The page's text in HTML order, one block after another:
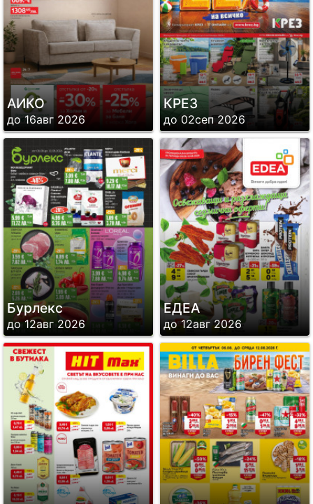
АИКО
до 16авг 2026
КРЕЗ
до 02сеп 2026
Бурлекс
до 12авг 2026
ЕДЕА
до 12авг 2026